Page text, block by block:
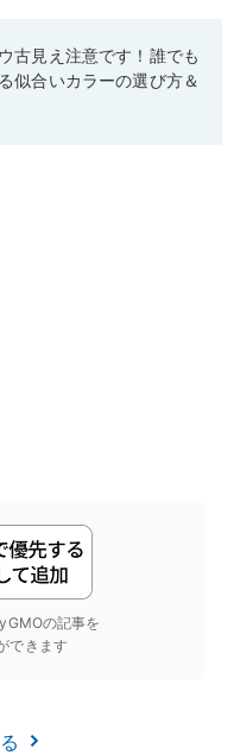
古見え注意です！誰でも
似合いカラーの選び方＆
の記事を
できます